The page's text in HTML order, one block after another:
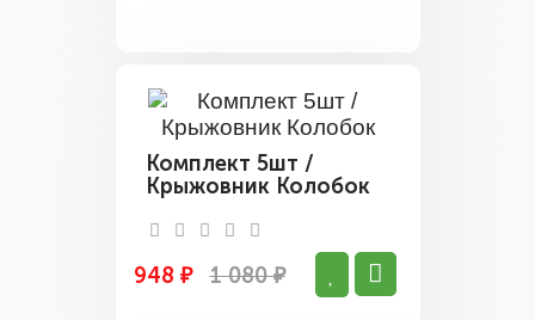
Комплект 5шт /
Крыжовник Колобок
948 ₽ 1 080 ₽